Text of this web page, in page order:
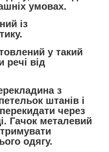
умовах.
із
у такий
речі від
з
штанів і
через
Гачок металевий
одягу.